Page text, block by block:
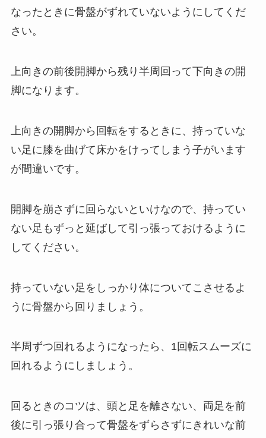
なったときに骨盤がずれていないようにしてくだ
さい。
上向きの前後開脚から残り半周回って下向きの開
脚になります。
上向きの開脚から回転をするときに、持っていな
い足に膝を曲げて床かをけってしまう子がいます
が間違いです。
開脚を崩さずに回らないといけなので、持ってい
ない足もずっと延ばして引っ張っておけるように
してください。
持っていない足をしっかり体についてこさせるよ
うに骨盤から回りましょう。
半周ずつ回れるようになったら、1回転スムーズに
回れるようにしましょう。
回るときのコツは、頭と足を離さない、両足を前
後に引っ張り合って骨盤をずらさずにきれいな前